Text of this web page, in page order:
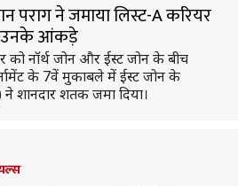
पराग ने जमाया लिस्ट-A करियर
उनके आंकड़े
को नॉर्थ जोन और ईस्ट जोन के बीच
के 7वें मुकाबले में ईस्ट जोन के
शानदार शतक जमा दिया।